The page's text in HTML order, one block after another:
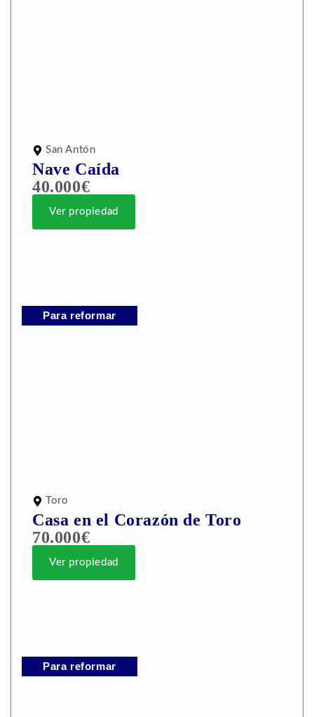
San Antón
Nave Caída
40.000€
Ver propiedad
Para reformar
Toro
Casa en el Corazón de Toro
70.000€
Ver propiedad
Para reformar